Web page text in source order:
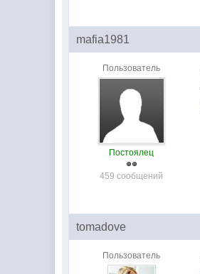
mafia1981
Пользователь
Постоялец
459 сообщений
tomadove
Пользователь